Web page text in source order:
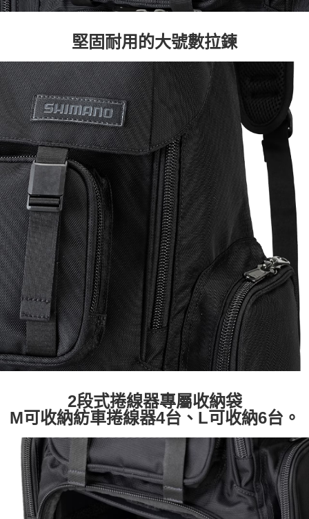
堅固耐用的大號數拉鍊
2段式捲線器專屬收納袋
M可收納紡車捲線器4台、L可收納6台。